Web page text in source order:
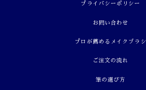
プライバシーポリシー
お問い合わせ
プロが薦めるメイクブラシ
ご注文の流れ
筆の選び方